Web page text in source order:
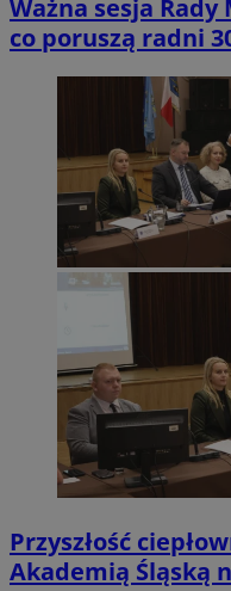
Ważna sesja
co poruszą radni
Przyszłość
Akademią Śląską